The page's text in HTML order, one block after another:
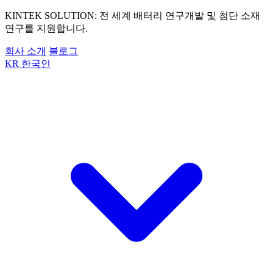
KINTEK SOLUTION: 전 세계 배터리 연구개발 및 첨단 소재
연구를 지원합니다.
회사 소개 블로그
KR 한국인